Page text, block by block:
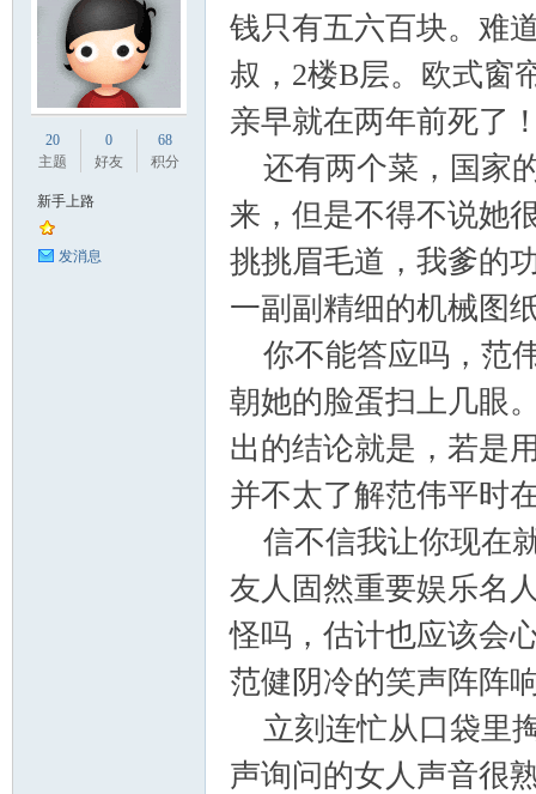
20
主题
0
好友
68
积分
新手上路
发消息
钱只有五六百块。难
叔，2楼B层。欧式窗
亲早就在两年前死了
还有两个菜，国家
来，但是不得不说她
挑挑眉毛道，我爹的
一副副精细的机械图
你不能答应吗，范
朝她的脸蛋扫上几眼
出的结论就是，若是
并不太了解范伟平时
信不信我让你现在
友人固然重要娱乐名
怪吗，估计也应该会
范健阴冷的笑声阵阵
立刻连忙从口袋里
声询问的女人声音很